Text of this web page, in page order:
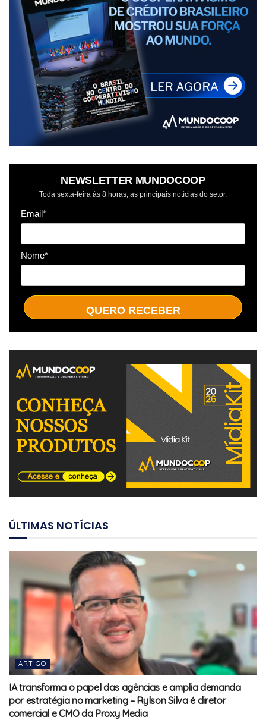
NEWSLETTER MUNDOCOOP
Toda sexta-feira às 8 horas, as principais notícias do setor.
Email*
Nome*
QUERO RECEBER
ÚLTIMAS NOTÍCIAS
ARTIGO
IA transforma o papel das agências e amplia demanda
por estratégia no marketing – Rylson Silva é diretor
comercial e CMO da Proxy Media